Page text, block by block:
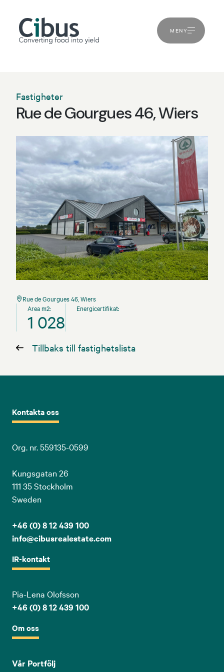
MENY
Fastigheter
Rue de Gourgues 46, Wiers
Rue de Gourgues 46, Wiers
Area m2:
1 028
Energicertifikat:
Tillbaks till fastighetslista
Kontakta oss
Org. nr. 559135-0599
Kungsgatan 26
111 35 Stockholm
Sweden
+46 (0) 8 12 439 100
info@cibusrealestate.com
IR-kontakt
Pia-Lena Olofsson
+46 (0) 8 12 439 100
Om oss
Vår Portfölj